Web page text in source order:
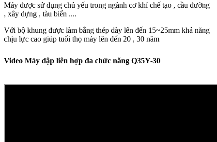
Máy được sử dụng chủ yếu trong ngành cơ khí chế tạo , cầu đường
, xây dựng , tàu biển ....
Với bộ khung được làm bằng thép dày lên đến 15~25mm khả năng
chịu lực cao giúp tuổi thọ máy lên đến 20 , 30 năm
Video Máy dập liên hợp đa chức năng Q35Y-30